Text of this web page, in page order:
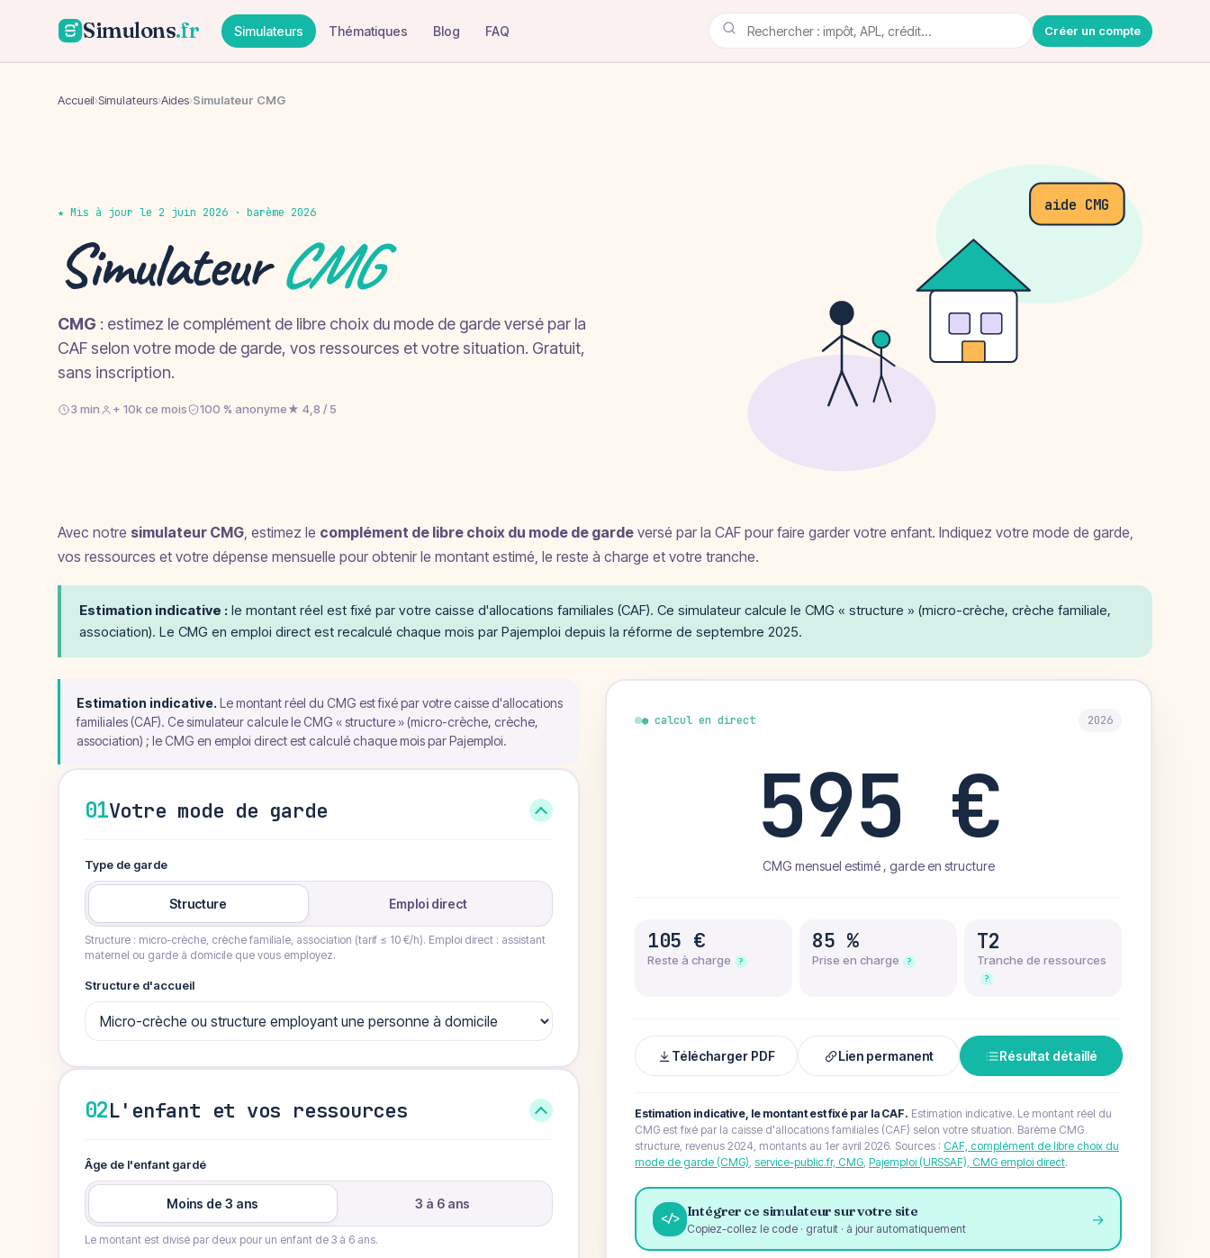
Simulons.fr Simulateurs Thématiques Blog FAQ Créer un compte
Accueil›Simulateurs›Aides›Simulateur CMG
★ Mis à jour le 2 juin 2026 · barème 2026
SimulateurCMG
CMG : estimez le complément de libre choix du mode de garde versé par la
CAF selon votre mode de garde, vos ressources et votre situation. Gratuit,
sans inscription.
3 min + 10k ce mois 100 % anonyme★ 4,8 / 5
aide CMG
Avec notre simulateur CMG , estimez le complément de libre choix du mode de garde versé par la CAF pour faire garder votre enfant. Indiquez votre mode de garde,
vos ressources et votre dépense mensuelle pour obtenir le montant estimé, le reste à charge et votre tranche.
Estimation indicative : le montant réel est fixé par votre caisse d'allocations familiales (CAF). Ce simulateur calcule le CMG « structure » (micro-crèche, crèche familiale,
association). Le CMG en emploi direct est recalculé chaque mois par Pajemploi depuis la réforme de septembre 2025.
Estimation indicative. Le montant réel du CMG est fixé par votre caisse d'allocations
familiales (CAF). Ce simulateur calcule le CMG « structure » (micro-crèche, crèche,
association) ; le CMG en emploi direct est calculé chaque mois par Pajemploi.
01Votre mode de garde
Type de garde
Structure Emploi direct
Structure : micro-crèche, crèche familiale, association (tarif ≤ 10 €/h). Emploi direct : assistant
maternel ou garde à domicile que vous employez.
Structure d'accueil
02L'enfant et vos ressources
Âge de l'enfant gardé
Moins de 3 ans 3 à 6 ans
Le montant est divisé par deux pour un enfant de 3 à 6 ans.
● calcul en direct 2026
595 €
CMG mensuel estimé , garde en structure
105 €
Reste à charge ?
85 %
Prise en charge ?
T2
Tranche de ressources
?
Télécharger PDF Lien permanent Résultat détaillé
Estimation indicative, le montant est fixé par la CAF. Estimation indicative. Le montant réel du
CMG est fixé par la caisse d'allocations familiales (CAF) selon votre situation. Barème CMG
structure, revenus 2024, montants au 1er avril 2026. Sources : CAF, complément de libre choix du
mode de garde (CMG), service-public.fr, CMG, Pajemploi (URSSAF), CMG emploi direct.
</> Intégrer ce simulateur sur votre site
Copiez-collez le code · gratuit · à jour automatiquement
→